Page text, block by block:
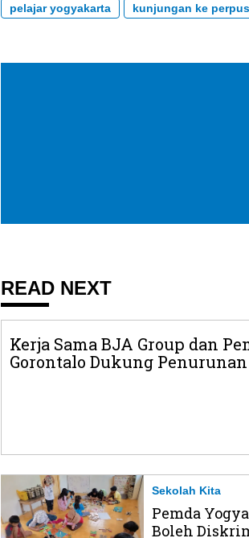
pelajar yogyakarta
kunjungan ke
READ NEXT
Kerja Sama BJA Group dan
Gorontalo Dukung Penurunan
Sekolah Kita
Pemda
Boleh